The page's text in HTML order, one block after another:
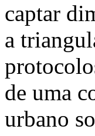
captar
a
de uma
urbano